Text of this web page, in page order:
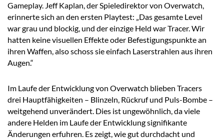
Gameplay. Jeff Kaplan, der Spieledirektor von Overwatch,
erinnerte sich an den ersten Playtest: „Das gesamte Level
war grau und blockig, und der einzige Held war Tracer. Wir
hatten keine visuellen Effekte oder Befestigungspunkte an
ihren Waffen, also schoss sie einfach Laserstrahlen aus ihren
Augen.“
Im Laufe der Entwicklung von Overwatch blieben Tracers
drei Hauptfähigkeiten – Blinzeln, Rückruf und Puls-Bombe –
weitgehend unverändert. Dies ist ungewöhnlich, da viele
andere Helden im Laufe der Entwicklung signifikante
Änderungen erfuhren. Es zeigt, wie gut durchdacht und